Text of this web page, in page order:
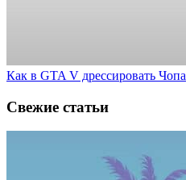
Как в GTA V дрессировать Чопа
Свежие статьи